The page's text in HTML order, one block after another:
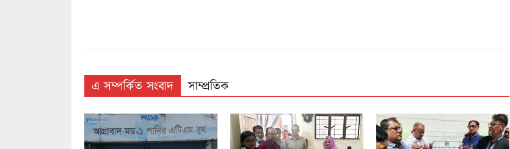
এ সম্পর্কিত সংবাদ সাম্প্রতিক